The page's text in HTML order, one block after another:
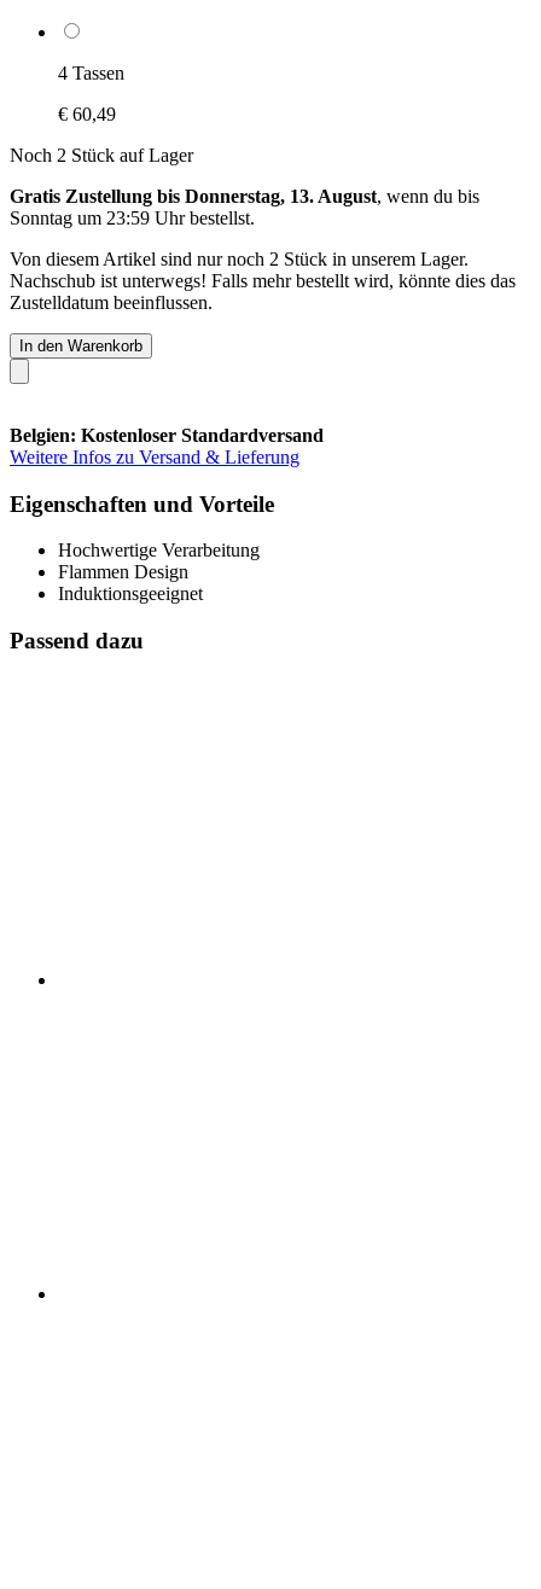
4 Tassen
€ 60,49
Noch 2 Stück auf Lager
Gratis Zustellung bis Donnerstag, 13. August, wenn du bis
Sonntag um 23:59 Uhrbestellst.
Von diesem Artikel sind nur noch 2 Stück in unserem Lager.
Nachschub ist unterwegs! Falls mehr bestellt wird, könnte dies das
Zustelldatum beeinflussen.
In den Warenkorb
Belgien: Kostenloser Standardversand
Weitere Infos zu Versand & Lieferung
Eigenschaften und Vorteile
Hochwertige Verarbeitung
Flammen Design
Induktionsgeeignet
Passend dazu